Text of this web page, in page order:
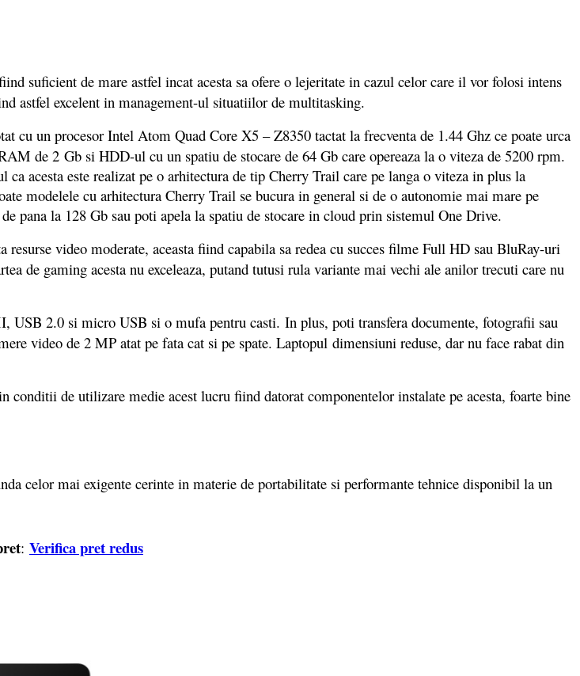
suficient de mare astfel incat acesta sa ofere o lejeritate in cazul celor care il vor folosi intens
astfel excelent in management-ul situatiilor de multitasking.
cu un procesor Intel Atom Quad Core X5 – Z8350 tactat la frecventa de 1.44 Ghz ce poate urca
de 2 Gb si HDD-ul cu un spatiu de stocare de 64 Gb care opereaza la o viteza de 5200 rpm.
acesta este realizat pe o arhitectura de tip Cherry Trail care pe langa o viteza in plus la
modelele cu arhitectura Cherry Trail se bucura in general si de o autonomie mai mare pe
pana la 128 Gb sau poti apela la spatiu de stocare in cloud prin sistemul One Drive.
resurse video moderate, aceasta fiind capabila sa redea cu succes filme Full HD sau BluRay-uri
de gaming acesta nu exceleaza, putand tutusi rula variante mai vechi ale anilor trecuti care nu
USB 2.0 si micro USB si o mufa pentru casti. In plus, poti transfera documente, fotografii sau
video de 2 MP atat pe fata cat si pe spate. Laptopul dimensiuni reduse, dar nu face rabat din
de utilizare medie acest lucru fiind datorat componentelor instalate pe acesta, foarte bine
celor mai exigente cerinte in materie de portabilitate si performante tehnice disponibil la un
: Verifica pret redus